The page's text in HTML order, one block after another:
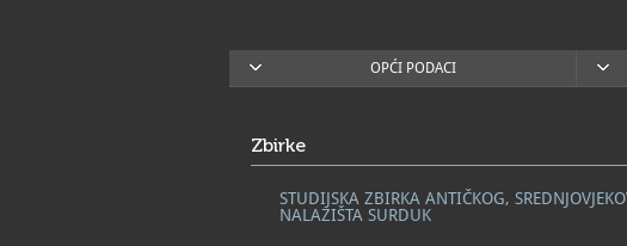
OPĆI PODACI
Zbirke
STUDIJSKA ZBIRKA ANTIČKOG,
NALAZIŠTA SURDUK